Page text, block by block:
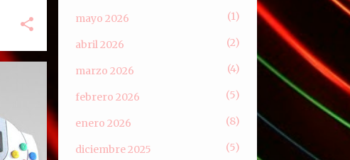
mayo 2026 1
abril 2026 2
marzo 2026 4
febrero 2026 5
enero 2026 8
diciembre 2025 5